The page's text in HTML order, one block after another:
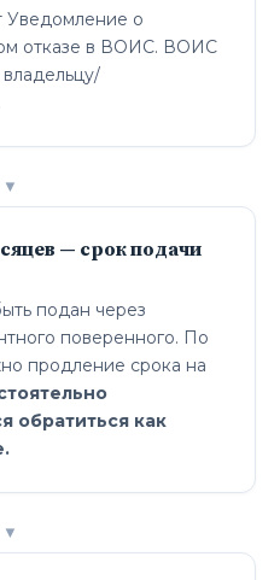
Уведомление о
отказе в ВОИС. ВОИС
▼
— срок подачи
подан через
поверенного. По
продление срока на
обратиться как
▼